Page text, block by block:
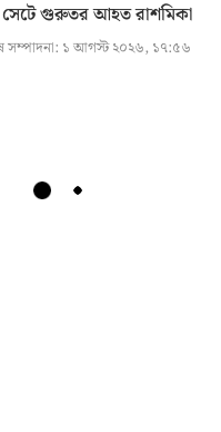
সেটে গুরুতর আহত রাশমিকা
সম্পাদনা: ১ আগস্ট ২০২৬, ১৭:৫৬